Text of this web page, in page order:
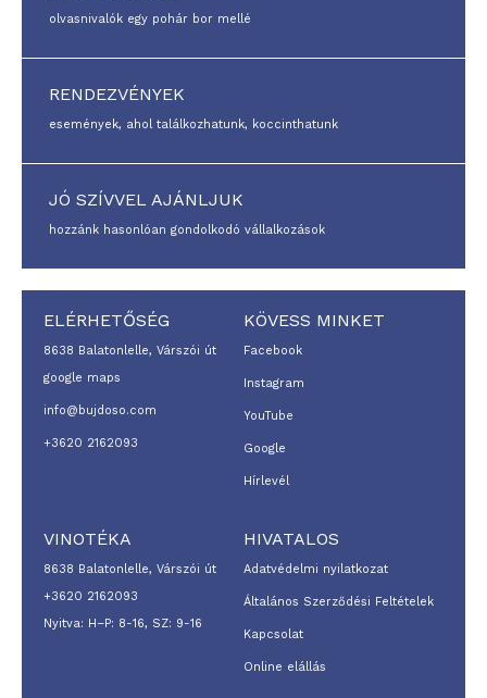
olvasnivalók egy pohár bor mellé
RENDEZVÉNYEK
események, ahol találkozhatunk, koccinthatunk
JÓ SZÍVVEL AJÁNLJUK
hozzánk hasonlóan gondolkodó vállalkozások
ELÉRHETŐSÉG
8638 Balatonlelle, Várszói út
google maps
info@bujdoso.com
+3620 2162093
KÖVESS MINKET
Facebook
Instagram
YouTube
Google
Hírlevél
VINOTÉKA
8638 Balatonlelle, Várszói út
+3620 2162093
Nyitva: H–P: 8-16, SZ: 9-16
HIVATALOS
Adatvédelmi nyilatkozat
Általános Szerződési Feltételek
Kapcsolat
Online elállás